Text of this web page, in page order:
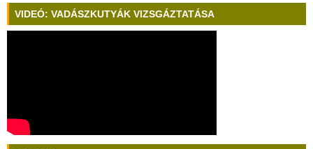
VIDEÓ: VADÁSZKUTYÁK VIZSGÁZTATÁSA